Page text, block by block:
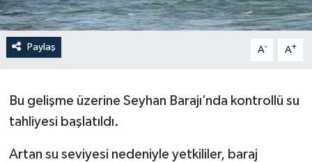
Paylaş A- A+
Bu gelişme üzerine Seyhan Barajı’nda kontrollü su
tahliyesi başlatıldı.
Artan su seviyesi nedeniyle yetkililer, baraj